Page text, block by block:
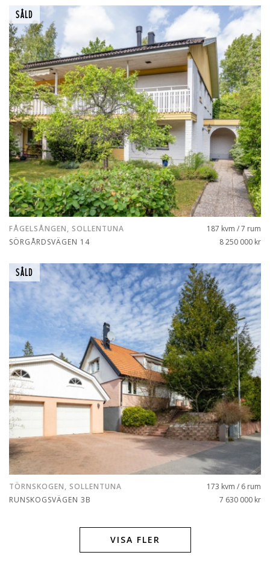
SÅLD
FÅGELSÅNGEN, SOLLENTUNA
SÖRGÅRDSVÄGEN 14
187 kvm / 7 rum
8 250 000 kr
SÅLD
TÖRNSKOGEN, SOLLENTUNA
RUNSKOGSVÄGEN 3B
173 kvm / 6 rum
7 630 000 kr
VISA FLER